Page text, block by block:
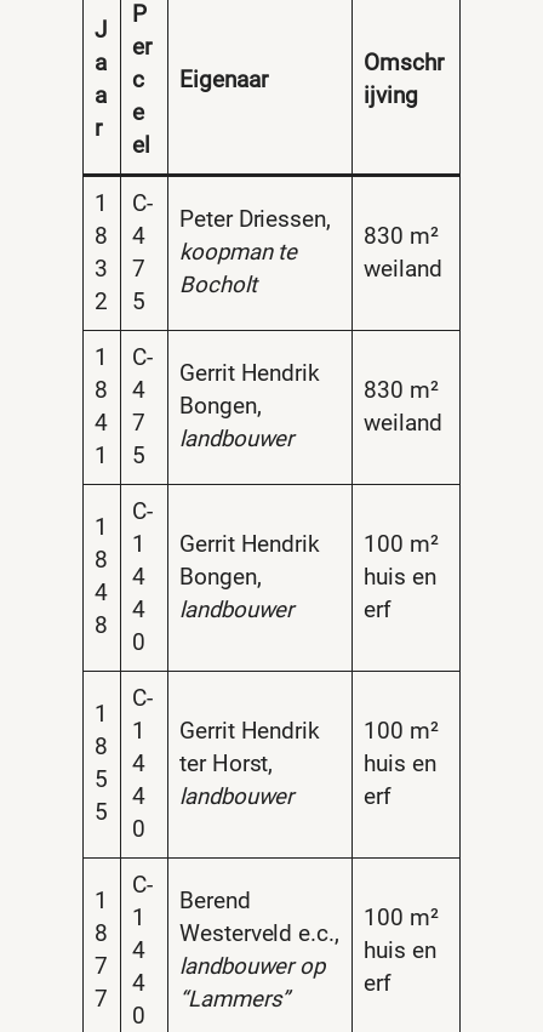
J
a
a
r
P
er
c
e
el
Eigenaar
Omschr
ijving
1
8
3
2
C-
4
7
5
Peter Driessen,
koopman te
Bocholt
830 m²
weiland
1
8
4
1
C-
4
7
5
Gerrit Hendrik
Bongen,
landbouwer
830 m²
weiland
1
8
4
8
C-
1
4
4
0
Gerrit Hendrik
Bongen,
landbouwer
100 m²
huis en
erf
1
8
5
5
C-
1
4
4
0
Gerrit Hendrik
ter Horst,
landbouwer
100 m²
huis en
erf
1
8
7
7
C-
1
4
4
0
Berend
Westerveld e.c.,
landbouwer op
“Lammers”
100 m²
huis en
erf